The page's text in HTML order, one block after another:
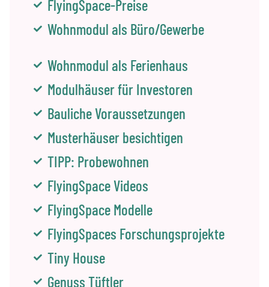
FlyingSpace-Preise
Wohnmodul als Büro/Gewerbe
Wohnmodul als Ferienhaus
Modulhäuser für Investoren
Bauliche Voraussetzungen
Musterhäuser besichtigen
TIPP: Probewohnen
FlyingSpace Videos
FlyingSpace Modelle
FlyingSpaces Forschungsprojekte
Tiny House
Genuss Tüftler